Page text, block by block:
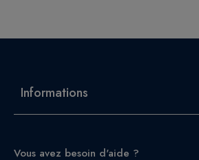
Informations
Vous avez besoin d'aide ?